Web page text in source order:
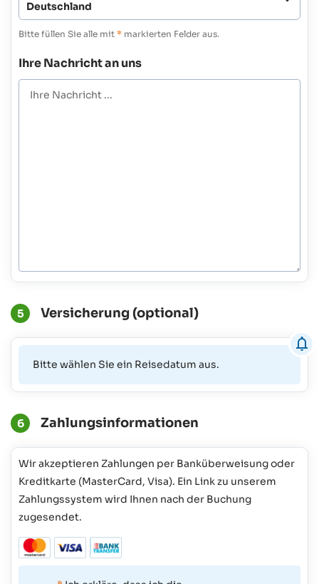
Bitte füllen Sie alle mit * markierten Felder aus.
Ihre Nachricht an uns
5 Versicherung (optional)
Bitte wählen Sie ein Reisedatum aus.
6 Zahlungsinformationen
Wir akzeptieren Zahlungen per Banküberweisung oder
Kreditkarte (MasterCard, Visa). Ein Link zu unserem
Zahlungssystem wird Ihnen nach der Buchung
zugesendet.